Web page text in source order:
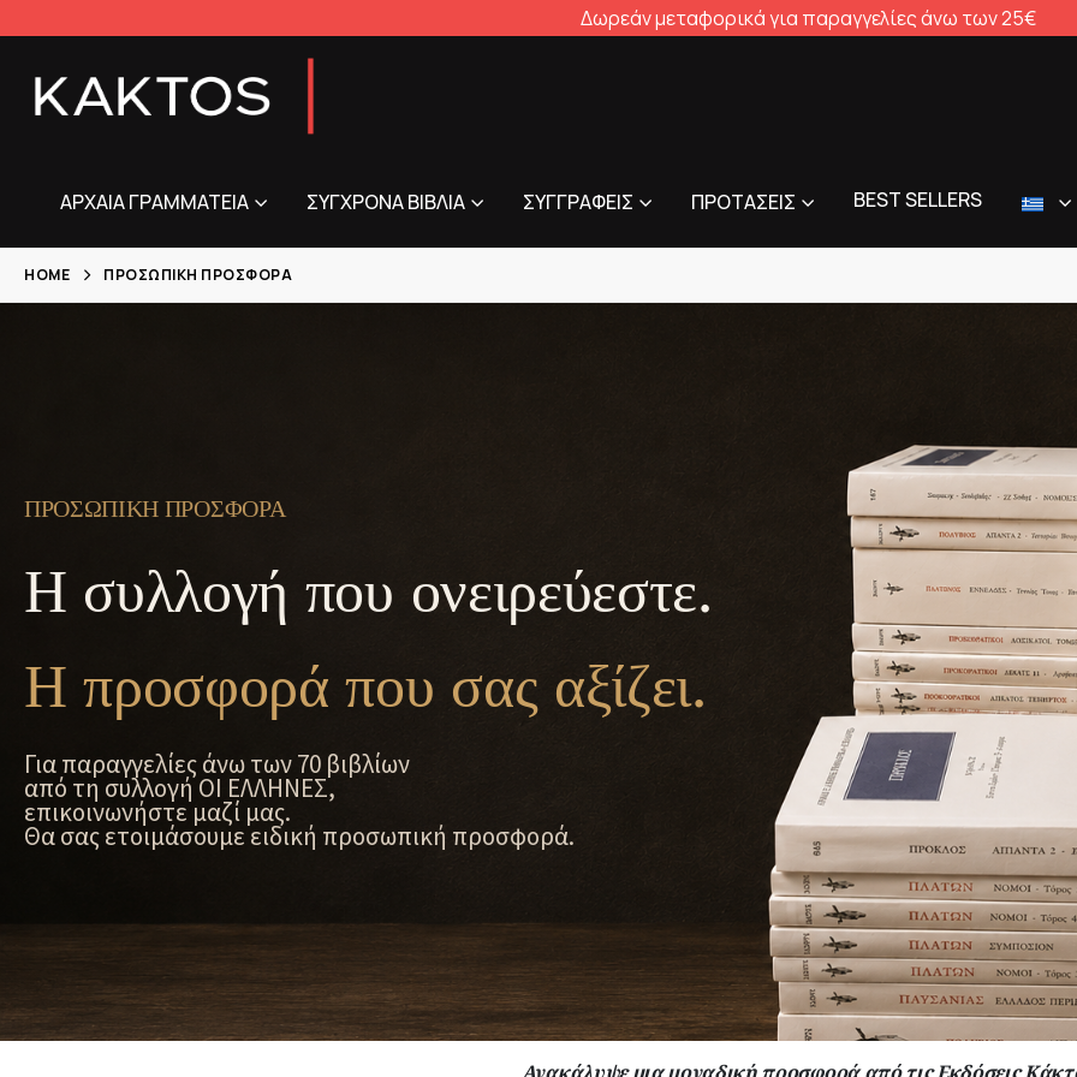
Δωρεάν μεταφορικά για παραγγελίες άνω των 25€
ΑΡΧΑΊΑ ΓΡΑΜΜΑΤΕΊΑ ΣΎΓΧΡΟΝΑ ΒΙΒΛΊΑ ΣΥΓΓΡΑΦΕΊΣ ΠΡΟΤΆΣΕΙΣ BEST SELLERS
HOME ΠΡΟΣΩΠΙΚΉ ΠΡΟΣΦΟΡΆ
ΠΡΟΣΩΠΙΚΗ ΠΡΟΣΦΟΡΑ
Η συλλογή που ονειρεύεστε.
Η προσφορά που σας αξίζει.
Για παραγγελίες άνω των 70 βιβλίων
από τη συλλογή ΟΙ ΕΛΛΗΝΕΣ,
επικοινωνήστε μαζί μας.
Θα σας ετοιμάσουμε ειδική προσωπική προσφορά.